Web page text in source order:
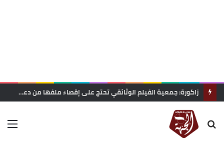
زاكورة: جمعية الفيلم الوثائقي تحتج على إقصاء ملفها من دعم المهرجانات السينمائية